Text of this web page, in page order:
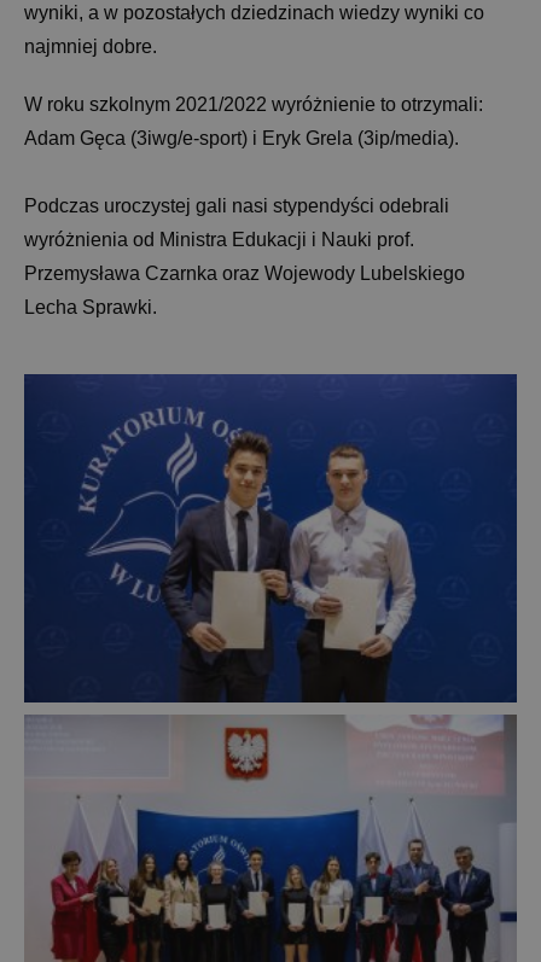
wyniki, a w pozostałych dziedzinach wiedzy wyniki co
najmniej dobre.
W roku szkolnym 2021/2022 wyróżnienie to otrzymali:
Adam Gęca (3iwg/e-sport) i Eryk Grela (3ip/media).
Podczas uroczystej gali nasi stypendyści odebrali
wyróżnienia od Ministra Edukacji i Nauki prof.
Przemysława Czarnka oraz Wojewody Lubelskiego
Lecha Sprawki.